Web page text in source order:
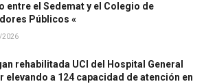
entre el Sedemat y el Colegio de
Públicos «
2026
rehabilitada UCI del Hospital General
elevando a 124 capacidad de atención en